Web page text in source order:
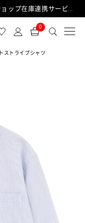
完売でもリアルショップ在庫が買える「ショップ在庫連携サービス」が日中もご利用可能になりました！
0
ストライプシャツ